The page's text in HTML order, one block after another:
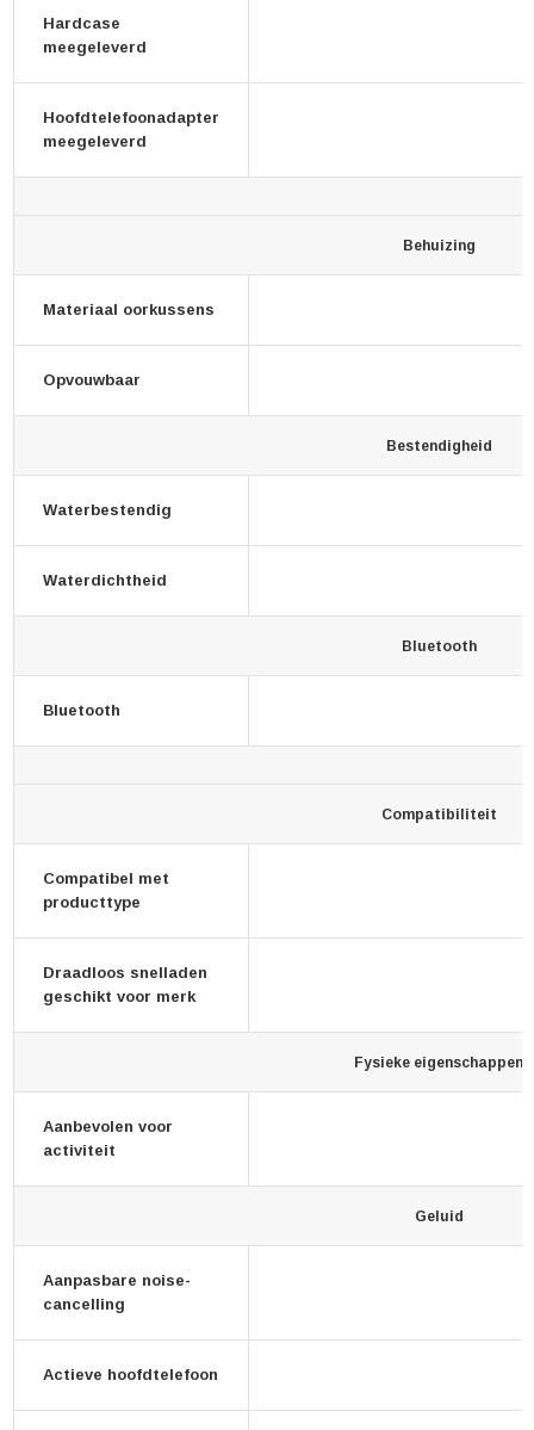
Hardcase
meegeleverd
Hoofdtelefoonadapter
meegeleverd
Behuizing
Materiaal oorkussens
Opvouwbaar
Bestendigheid
Waterbestendig
Waterdichtheid
Bluetooth
Bluetooth
Compatibiliteit
Compatibel met
producttype
Draadloos snelladen
geschikt voor merk
Fysieke eigenschappen
Aanbevolen voor
activiteit
Geluid
Aanpasbare noise-
cancelling
Actieve hoofdtelefoon